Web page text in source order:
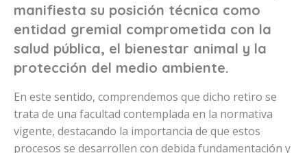
manifiesta su posición técnica como
entidad gremial comprometida con la
salud pública, el bienestar animal y la
protección del medio ambiente.
En este sentido, comprendemos que dicho retiro se
trata de una facultad contemplada en la normativa
vigente, destacando la importancia de que estos
procesos se desarrollen con debida fundamentación y